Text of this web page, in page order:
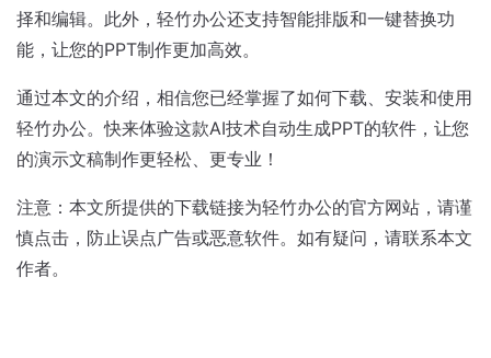
择和编辑。此外，轻竹办公还支持智能排版和一键替换功
能，让您的PPT制作更加高效。
通过本文的介绍，相信您已经掌握了如何下载、安装和使用
轻竹办公。快来体验这款AI技术自动生成PPT的软件，让您
的演示文稿制作更轻松、更专业！
注意：本文所提供的下载链接为轻竹办公的官方网站，请谨
慎点击，防止误点广告或恶意软件。如有疑问，请联系本文
作者。